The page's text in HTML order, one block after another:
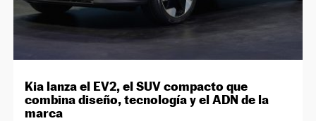
Kia lanza el EV2, el SUV compacto que
combina diseño, tecnología y el ADN de la
marca